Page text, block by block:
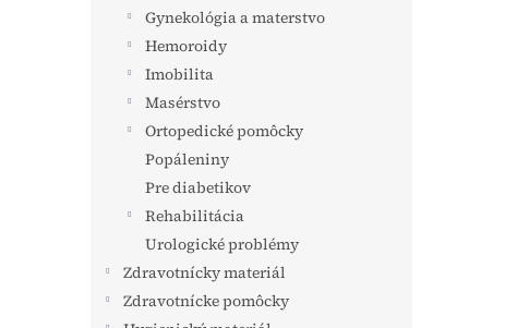
Gynekológia a materstvo
Hemoroidy
Imobilita
Masérstvo
Ortopedické pomôcky
Popáleniny
Pre diabetikov
Rehabilitácia
Urologické problémy
Zdravotnícky materiál
Zdravotnícke pomôcky